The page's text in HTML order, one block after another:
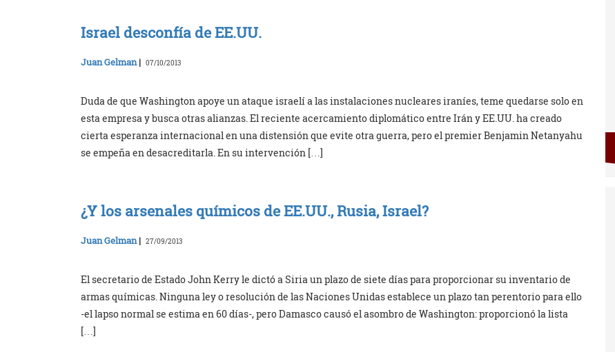
Israel desconfía de EE.UU.
Juan Gelman| 07/10/2013
Duda de que Washington apoye un ataque israelí a las instalaciones nucleares iraníes, teme quedarse solo en
esta empresa y busca otras alianzas. El reciente acercamiento diplomático entre Irán y EE.UU. ha creado
cierta esperanza internacional en una distensión que evite otra guerra, pero el premier Benjamin Netanyahu
se empeña en desacreditarla. En su intervención […]
¿Y los arsenales químicos de EE.UU., Rusia, Israel?
Juan Gelman| 27/09/2013
El secretario de Estado John Kerry le dictó a Siria un plazo de siete días para proporcionar su inventario de
armas químicas. Ninguna ley o resolución de las Naciones Unidas establece un plazo tan perentorio para ello
-el lapso normal se estima en 60 días-, pero Damasco causó el asombro de Washington: proporcionó la lista
[…]